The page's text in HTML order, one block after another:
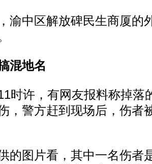
中区解放碑民生商厦的
混地名
许，有网友报料称掉落
，警方赶到现场后，伤者
图片看，其中一名伤者